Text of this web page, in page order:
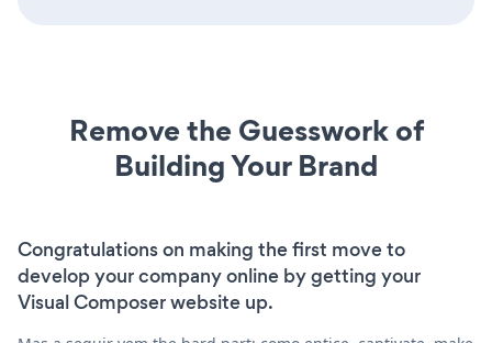
Remove the Guesswork of
Building Your Brand
Congratulations on making the first move to
develop your company online by getting your
Visual Composer website up.